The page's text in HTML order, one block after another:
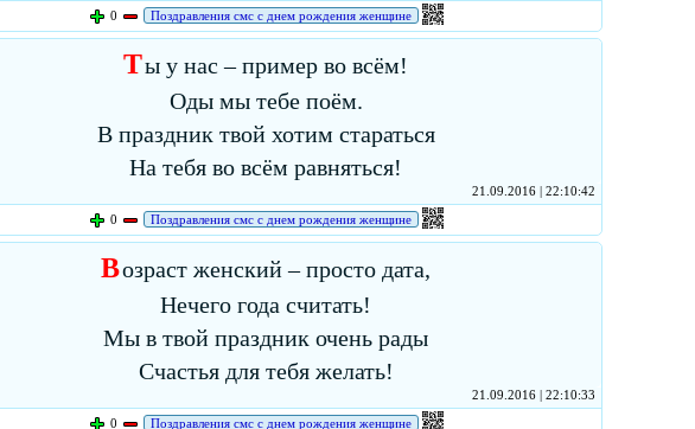
0
Поздравления смс с днем рождения женщине
Ты у нас – пример во всём!
Оды мы тебе поём.
В праздник твой хотим стараться
На тебя во всём равняться!
21.09.2016 | 22:10:42
0
Поздравления смс с днем рождения женщине
Возраст женский – просто дата,
Нечего года считать!
Мы в твой праздник очень рады
Счастья для тебя желать!
21.09.2016 | 22:10:33
0
Поздравления смс с днем рождения женщине